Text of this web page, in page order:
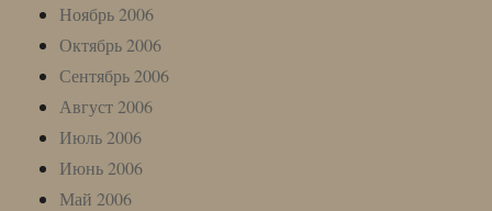
Ноябрь 2006
Октябрь 2006
Сентябрь 2006
Август 2006
Июль 2006
Июнь 2006
Май 2006